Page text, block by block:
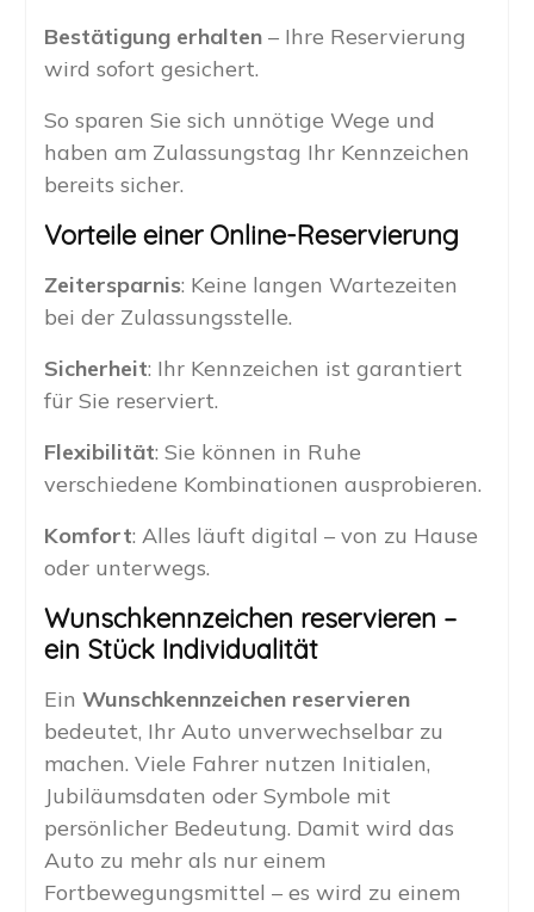
Bestätigung erhalten– Ihre Reservierung
wird sofort gesichert.
So sparen Sie sich unnötige Wege und
haben am Zulassungstag Ihr Kennzeichen
bereits sicher.
Vorteile einer Online-Reservierung
Zeitersparnis: Keine langen Wartezeiten
bei der Zulassungsstelle.
Sicherheit: Ihr Kennzeichen ist garantiert
für Sie reserviert.
Flexibilität: Sie können in Ruhe
verschiedene Kombinationen ausprobieren.
Komfort: Alles läuft digital – von zu Hause
oder unterwegs.
Wunschkennzeichen reservieren –
ein Stück Individualität
Ein Wunschkennzeichen reservieren
bedeutet, Ihr Auto unverwechselbar zu
machen. Viele Fahrer nutzen Initialen,
Jubiläumsdaten oder Symbole mit
persönlicher Bedeutung. Damit wird das
Auto zu mehr als nur einem
Fortbewegungsmittel – es wird zu einem